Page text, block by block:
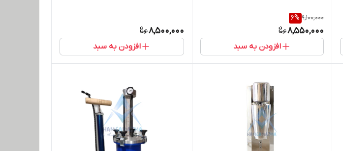
9,100,000
6%
8,550,000
افزودن به سبد
8,500,000
افزودن به سبد